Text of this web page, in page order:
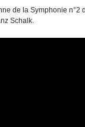
de la Symphonie n°2
Schalk.